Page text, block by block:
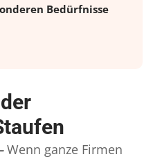
Bedürfnisse
Wenn ganze Firmen